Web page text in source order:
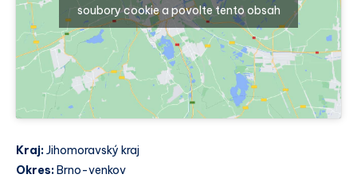
soubory cookie a povolte tento obsah
Kraj:Jihomoravský kraj
Okres: Brno-venkov